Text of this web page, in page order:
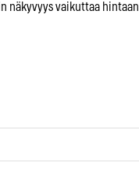
näkyvyys vaikuttaa hintaan